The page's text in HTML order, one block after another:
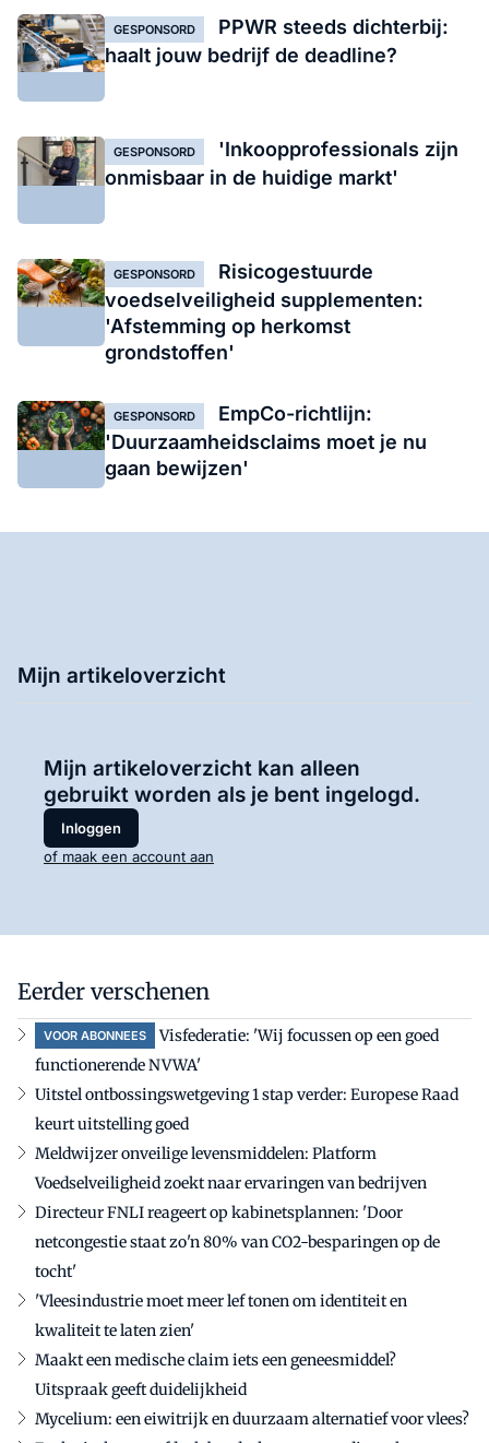
GESPONSORD
PPWR steeds dichterbij:
haalt jouw bedrijf de deadline?
GESPONSORD
'Inkoopprofessionals zijn
onmisbaar in de huidige markt'
GESPONSORD
Risicogestuurde
voedselveiligheid supplementen:
'Afstemming op herkomst
grondstoffen'
GESPONSORD
EmpCo-richtlijn:
'Duurzaamheidsclaims moet je nu
gaan bewijzen'
Mijn artikeloverzicht
Mijn artikeloverzicht kan alleen
gebruikt worden als je bent ingelogd.
Inloggen
of maak een account aan
Eerder verschenen
VOOR ABONNEES
Visfederatie: 'Wij focussen op een goed
functionerende NVWA'
Uitstel ontbossingswetgeving 1 stap verder: Europese Raad
keurt uitstelling goed
Meldwijzer onveilige levensmiddelen: Platform
Voedselveiligheid zoekt naar ervaringen van bedrijven
Directeur FNLI reageert op kabinetsplannen: 'Door
netcongestie staat zo'n 80% van CO2-besparingen op de
tocht'
'Vleesindustrie moet meer lef tonen om identiteit en
kwaliteit te laten zien'
Maakt een medische claim iets een geneesmiddel?
Uitspraak geeft duidelijkheid
Mycelium: een eiwitrijk en duurzaam alternatief voor vlees?